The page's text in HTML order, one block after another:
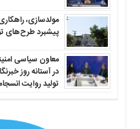
مولدسازی،
پیشبرد طرح‌های
معاون سیاسی
در آستانه روز
تولید روایت